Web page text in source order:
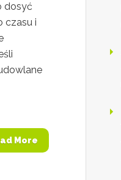
dosyć
czasu i
More